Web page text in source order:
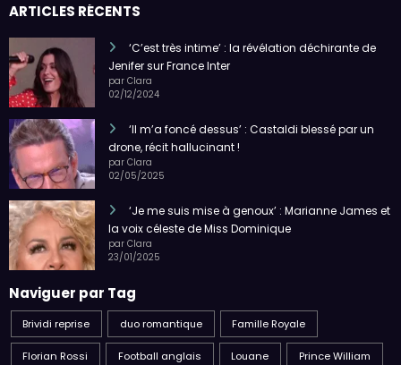
ARTICLES RÉCENTS
‘C’est très intime’ : la révélation déchirante de
Jenifer sur France Inter
par Clara
02/12/2024
‘Il m’a foncé dessus’ : Castaldi blessé par un
drone, récit hallucinant !
par Clara
02/05/2025
‘Je me suis mise à genoux’ : Marianne James et
la voix céleste de Miss Dominique
par Clara
23/01/2025
Naviguer par Tag
Brividi reprise duo romantique Famille Royale
Florian Rossi Football anglais Louane Prince William